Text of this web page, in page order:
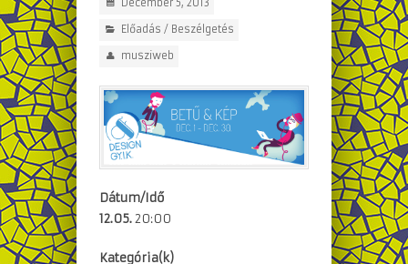
December 5, 2013
Előadás / Beszélgetés
musziweb
Dátum/Idő
12.05.20:00
Kategória(k)